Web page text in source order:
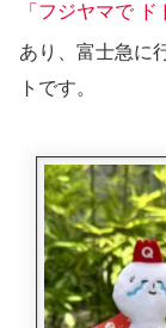
「フジヤマで
あり、富士急に
トです。